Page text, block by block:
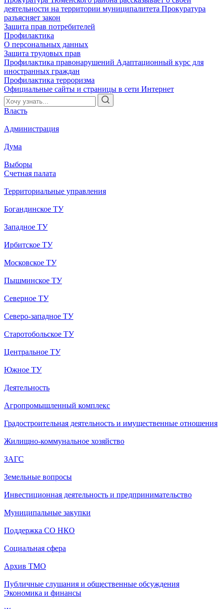
деятельности на территории муниципалитета Прокуратура
разъясняет закон
Защита прав потребителей
Профилактика
О персональных данных
Защита трудовых прав
Профилактика правонарушений Адаптационный курс для
иностранных граждан
Профилактика терроризма
Официальные сайты и страницы в сети Интернет
Власть
Администрация
Дума
Выборы
Счетная палата
Территориальные управления
Богандинское ТУ
Западное ТУ
Ирбитское ТУ
Московское ТУ
Пышминское ТУ
Северное ТУ
Северо-западное ТУ
Старотобольское ТУ
Центральное ТУ
Южное ТУ
Деятельность
Агропромышленный комплекс
Градостроительная деятельность и имущественные отношения
Жилищно-коммунальное хозяйство
ЗАГС
Земельные вопросы
Инвестиционная деятельность и предпринимательство
Муниципальные закупки
Поддержка СО НКО
Социальная сфера
Архив ТМО
Публичные слушания и общественные обсуждения
Экономика и финансы